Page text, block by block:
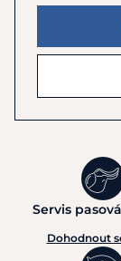
Servis
Dohodnout